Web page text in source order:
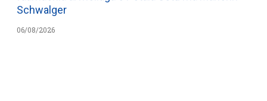
Schwalger
06/08/2026